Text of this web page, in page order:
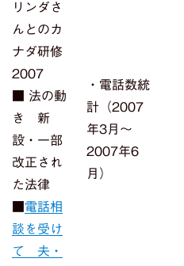
リンダさ
んとのカ
ナダ研修
2007
■ 法の動
き 新
設・一部
改正され
た法律
電話相
談を受け
て 夫・
・電話数統
計（2007
年3月～
2007年6
月）